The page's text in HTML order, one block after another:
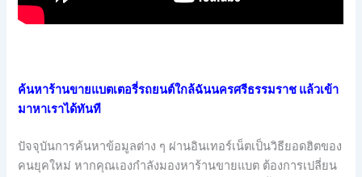
ค้นหาร้านขายแบตเตอรี่รถยนต์ใกล้ฉันนครศรีธรรมราช แล้วเข้า
มาหาเราได้ทันที
ปัจจุบันการค้นหาข้อมูลต่าง ๆ ผ่านอินเทอร์เน็ตเป็นวิธียอดฮิตของ
คนยุคใหม่ หากคุณเองกำลังมองหาร้านขายแบต ต้องการเปลี่ยน